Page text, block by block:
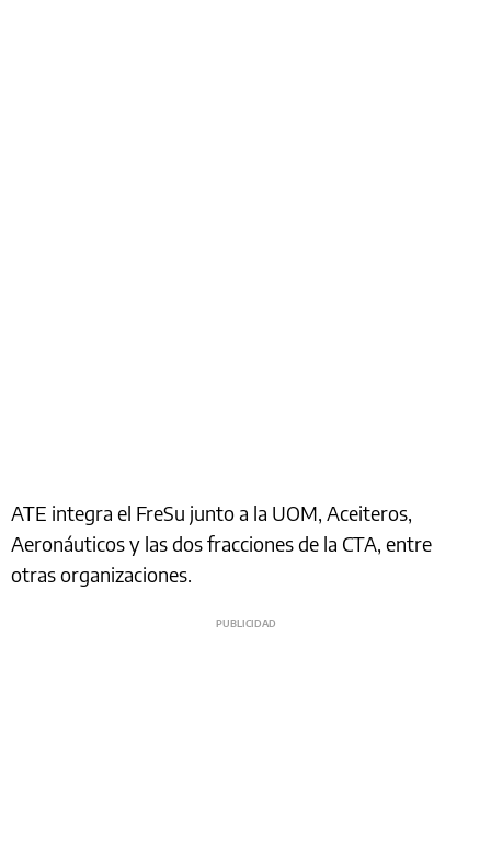
ATE integra el FreSu junto a la UOM, Aceiteros,
Aeronáuticos y las dos fracciones de la CTA, entre
otras organizaciones.